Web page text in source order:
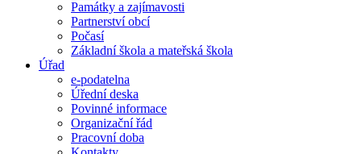
Památky a zajímavosti
Partnerství obcí
Počasí
Základní škola a mateřská škola
Úřad
e-podatelna
Úřední deska
Povinné informace
Organizační řád
Pracovní doba